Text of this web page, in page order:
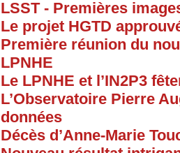
LSST - Premières
Le projet HGTD
Première réunion du
LPNHE
Le LPNHE et l’IN2P3
L’Observatoire Pierre
données
Décès d’Anne-Marie